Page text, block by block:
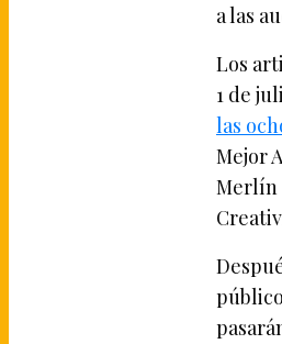
a las
Los
1 de
las
Mejor
Merlín